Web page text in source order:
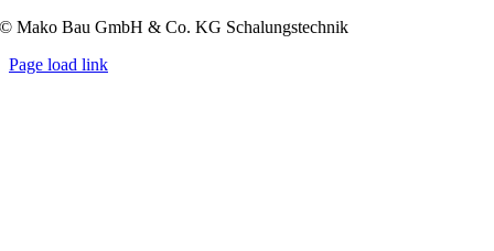
© Mako Bau GmbH & Co. KG Schalungstechnik
Page load link